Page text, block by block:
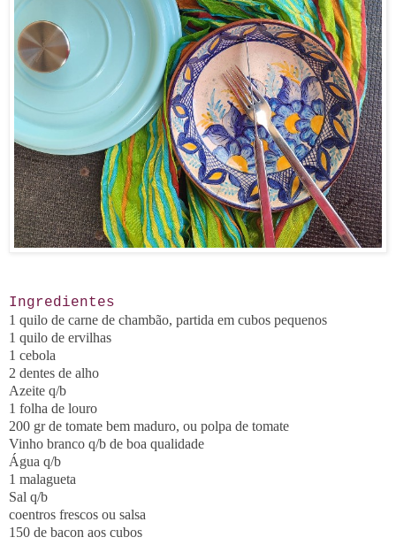
Ingredientes
1 quilo de carne de chambão, partida em cubos pequenos
1 quilo de ervilhas
1 cebola
2 dentes de alho
Azeite q/b
1 folha de louro
200 gr de tomate bem maduro, ou polpa de tomate
Vinho branco q/b de boa qualidade
Água q/b
1 malagueta
Sal q/b
coentros frescos ou salsa
150 de bacon aos cubos